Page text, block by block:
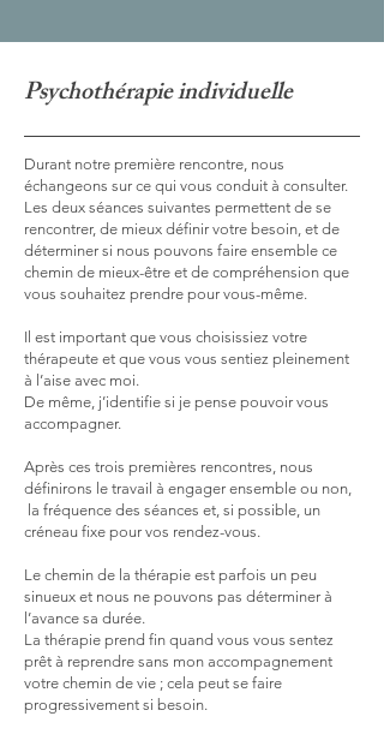
Durant notre première rencontre, nous
échangeons sur ce qui vous conduit à consulter.
Les deux séances suivantes permettent de se
rencontrer, de mieux définir votre besoin, et de
déterminer si nous pouvons faire ensemble ce
chemin de mieux-être et de compréhension que
vous souhaitez prendre pour vous-même.
Il est important que vous choisissiez votre
thérapeute et que vous vous sentiez pleinement
à l’aise avec moi.
De même, j’identifie si je pense pouvoir vous
accompagner.
Après ces trois premières rencontres, nous
définirons le travail à engager ensemble ou non,
la fréquence des séances et, si possible, un
créneau fixe pour vos rendez-vous.
Le chemin de la thérapie est parfois un peu
sinueux et nous ne pouvons pas déterminer à
l’avance sa durée.
La thérapie prend fin quand vous vous sentez
prêt à reprendre sans mon accompagnement
votre chemin de vie ; cela peut se faire
progressivement si besoin.
Psychothérapie individuelle